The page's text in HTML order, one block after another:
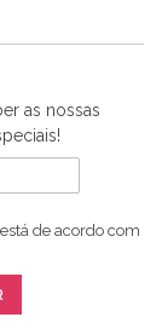
obrigada pela
que me
:)
é muito
as nossas
de acordo com